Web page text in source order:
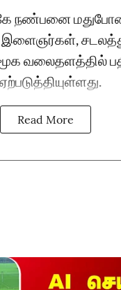
நண்பனை
இளைஞர்கள்,
வலைதளத்தில்
Read More